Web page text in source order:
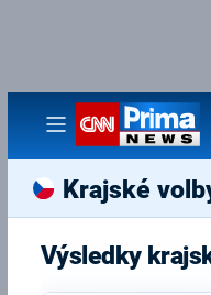
Krajské
Výsledky